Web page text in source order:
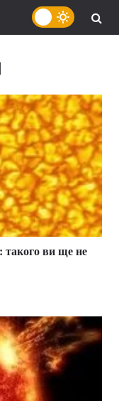
такого ви ще не